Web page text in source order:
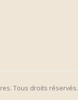
Tous droits réservés.